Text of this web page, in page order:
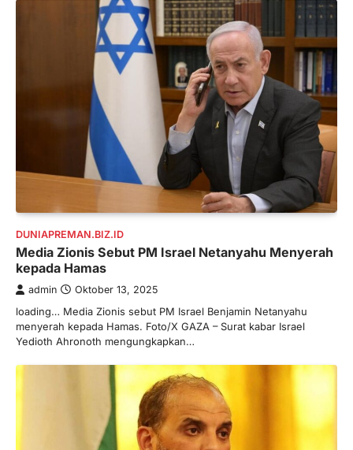
DUNIAPREMAN.BIZ.ID
Media Zionis Sebut PM Israel Netanyahu Menyerah
kepada Hamas
admin Oktober 13, 2025
loading… Media Zionis sebut PM Israel Benjamin Netanyahu
menyerah kepada Hamas. Foto/X GAZA – Surat kabar Israel
Yedioth Ahronoth mengungkapkan…